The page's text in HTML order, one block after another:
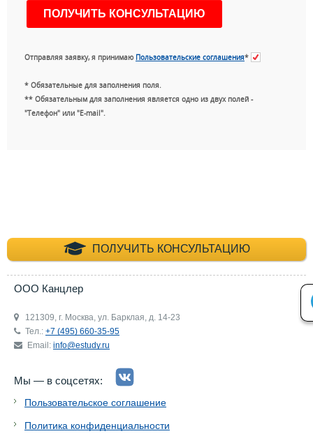
Отправляя заявку, я принимаю Пользовательские соглашения*
* Обязательные для заполнения поля.
** Обязательным для заполнения является одно из двух полей -
"Телефон" или "E-mail".
ПОЛУЧИТЬ КОНСУЛЬТАЦИЮ
+7 (495) 660-35-
ООО Канцлер
121309, г. Москва, ул. Барклая, д. 14-23
Тел.: +7 (495) 660-35-95
Email: info@estudy.ru
Мы — в соцсетях:
Пользовательское соглашение
Политика конфиденциальности